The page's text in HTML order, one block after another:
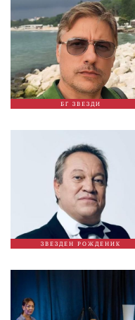
БГ ЗВЕЗДИ
ЗВЕЗДЕН РОЖДЕНИК